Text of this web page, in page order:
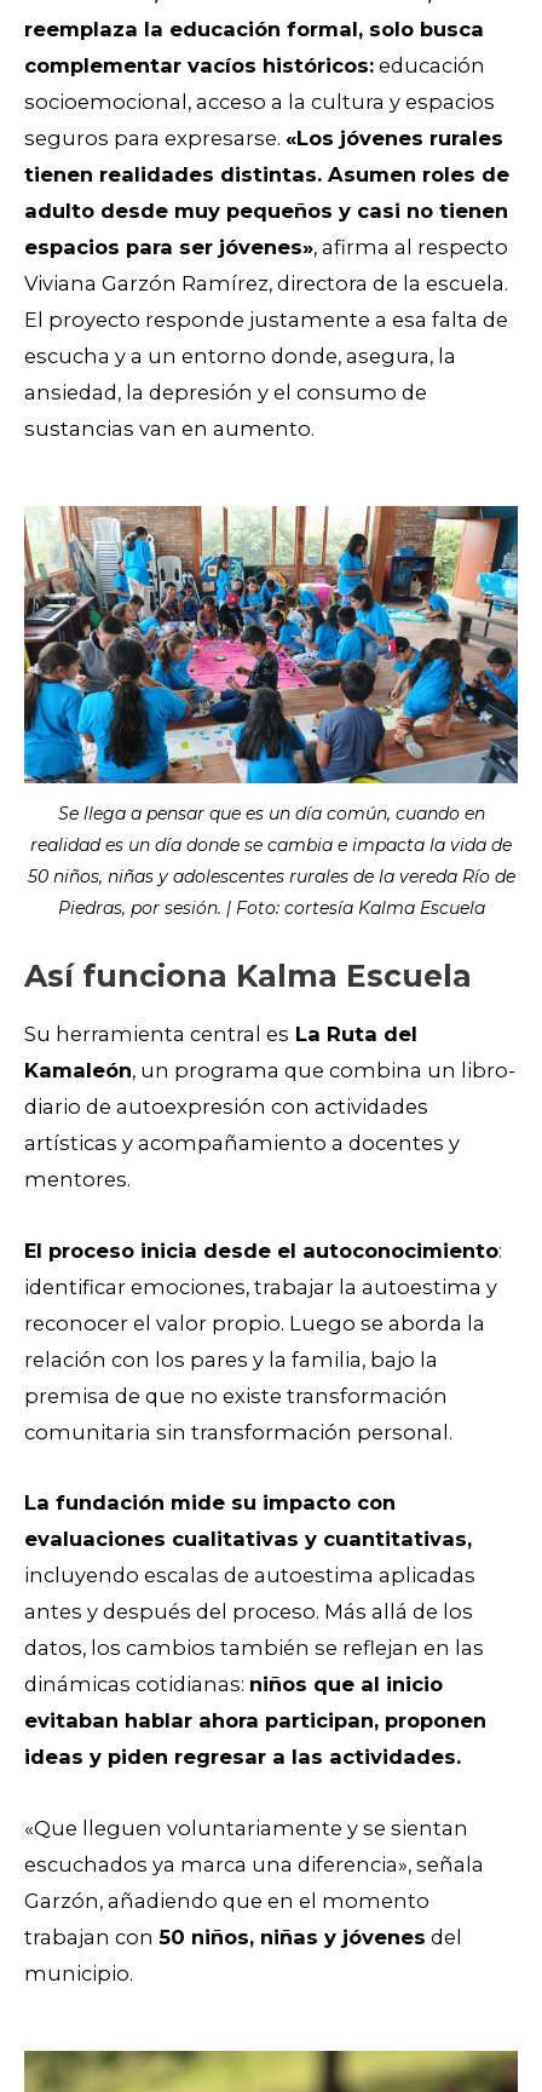
reemplaza la educación formal, solo busca
complementar vacíos históricos: educación
socioemocional, acceso a la cultura y espacios
seguros para expresarse. «Los jóvenes rurales
tienen realidades distintas. Asumen roles de
adulto desde muy pequeños y casi no tienen
espacios para ser jóvenes», afirma al respecto
Viviana Garzón Ramírez, directora de la escuela.
El proyecto responde justamente a esa falta de
escucha y a un entorno donde, asegura, la
ansiedad, la depresión y el consumo de
sustancias van en aumento.
Se llega a pensar que es un día común, cuando en
realidad es un día donde se cambia e impacta la vida de
50 niños, niñas y adolescentes rurales de la vereda Río de
Piedras, por sesión. | Foto: cortesía Kalma Escuela
Así funciona Kalma Escuela
Su herramienta central es La Ruta del
Kamaleón, un programa que combina un libro-
diario de autoexpresión con actividades
artísticas y acompañamiento a docentes y
mentores.
El proceso inicia desde el autoconocimiento:
identificar emociones, trabajar la autoestima y
reconocer el valor propio. Luego se aborda la
relación con los pares y la familia, bajo la
premisa de que no existe transformación
comunitaria sin transformación personal.
La fundación mide su impacto con
evaluaciones cualitativas y cuantitativas,
incluyendo escalas de autoestima aplicadas
antes y después del proceso. Más allá de los
datos, los cambios también se reflejan en las
dinámicas cotidianas: niños que al inicio
evitaban hablar ahora participan, proponen
ideas y piden regresar a las actividades.
«Que lleguen voluntariamente y se sientan
escuchados ya marca una diferencia», señala
Garzón, añadiendo que en el momento
trabajan con 50 niños, niñas y jóvenes del
municipio.